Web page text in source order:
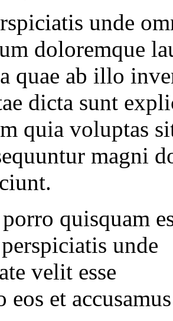
unde
doloremque
quae ab illo
dicta sunt
quia voluptas
magni
quisquam
unde
velit esse
eos et accusamus